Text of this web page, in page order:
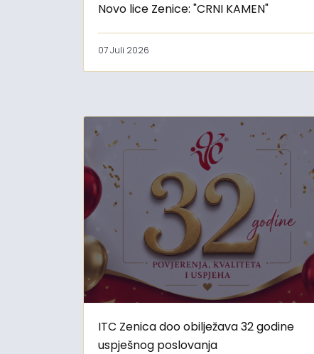
Novo lice Zenice: "CRNI KAMEN"
07 Juli 2026
ITC Zenica doo obilježava 32 godine
uspješnog poslovanja